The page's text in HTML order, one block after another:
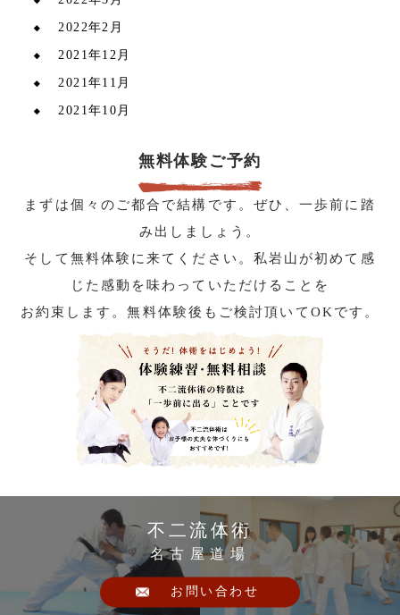
2022年2月
2021年12月
2021年11月
2021年10月
無料体験ご予約
まずは個々のご都合で結構です。ぜひ、一歩前に踏
み出しましょう。
そして無料体験に来てください。私岩山が初めて感
じた感動を味わっていただけることを
お約束します。無料体験後もご検討頂いてOKです。
不二流体術
名古屋道場
お問い合わせ